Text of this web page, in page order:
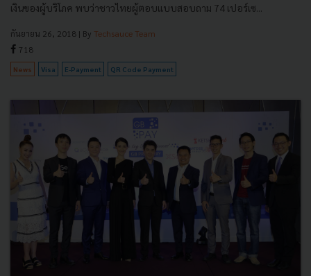
เงินของผู้บริโภค พบว่าชาวไทยผู้ตอบแบบสอบถาม 74 เปอร์เซ...
กันยายน 26, 2018 | By Techsauce Team
718
News Visa E-Payment QR Code Payment